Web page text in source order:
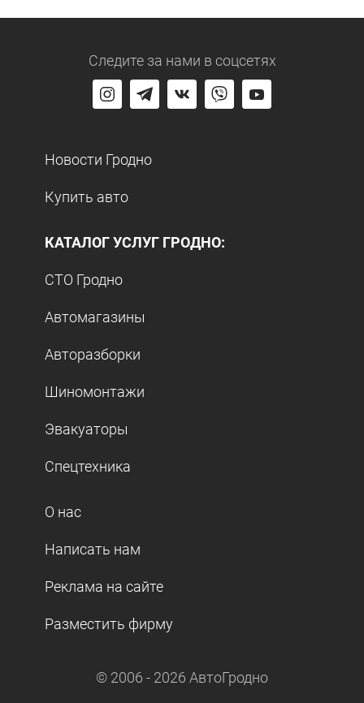
Следите за нами в соцсетях
Новости Гродно
Купить авто
КАТАЛОГ УСЛУГ ГРОДНО:
СТО Гродно
Автомагазины
Авторазборки
Шиномонтажи
Эвакуаторы
Спецтехника
О нас
Написать нам
Реклама на сайте
Разместить фирму
© 2006 - 2026 АвтоГродно